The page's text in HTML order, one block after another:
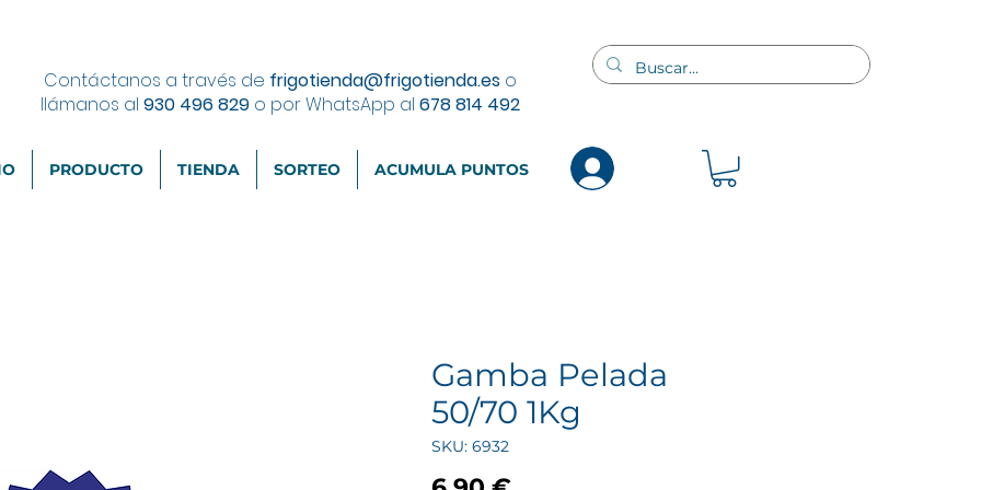
Contáctanos a través de frigotienda@frigotienda.es o
llámanos al 930 496 829 o por WhatsApp al 678 814 492
PRODUCTO TIENDA SORTEO ACUMULA PUNTOS
Gamba Pelada
50/70 1Kg
SKU: 6932